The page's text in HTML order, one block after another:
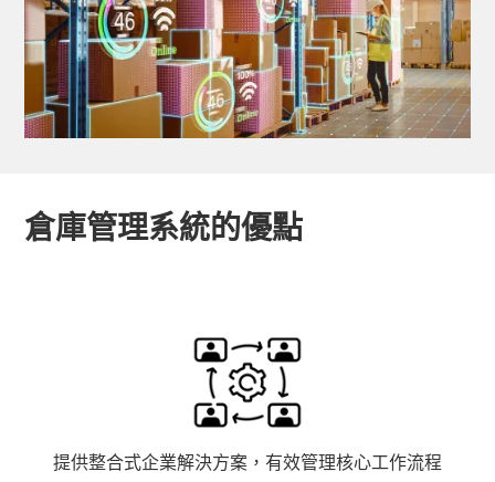
倉庫管理系統的優點
提供整合式企業解決方案，有效管理核心工作流程